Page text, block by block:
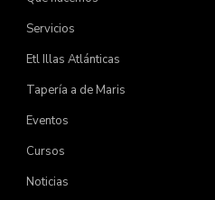
Servicios
Etl Illas Atlánticas
Tapería a de Maris
Eventos
Cursos
Noticias